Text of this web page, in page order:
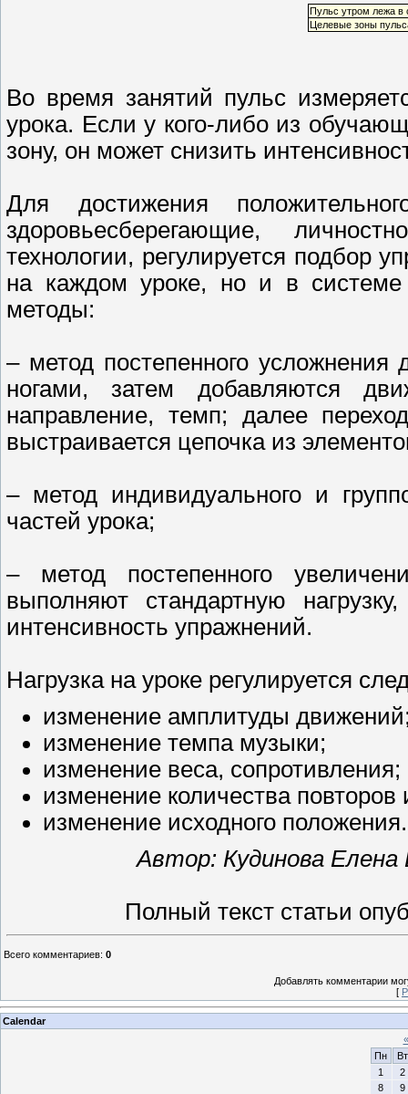
Пульс утром лежа в
Целевые зоны
Во время занятий пульс
урока. Если у кого-либо из
зону, он может снизить
Для достижения
здоровьесберегающие,
технологии, регулируется подбор
на каждом уроке, но и в
методы:
– метод постепенного
ногами, затем добавляются
направление, темп; далее
выстраивается цепочка из
– метод индивидуального и
частей урока;
– метод постепенного
выполняют стандартную
интенсивность упражнений.
Нагрузка на уроке регулируется
изменение амплитуды
изменение темпа музыки;
изменение веса, сопротивления;
изменение количества повторов
изменение исходного положения.
Автор: Кудинова Елена
Полный текст статьи
Всего комментариев: 0
Добавлять комментарии
[
Calendar
«
Пн
Вт
1
2
8
9